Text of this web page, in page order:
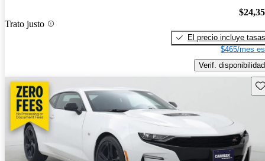
Trato justo
El precio incluye tasas
$465/mes
Verif. disponibilidad